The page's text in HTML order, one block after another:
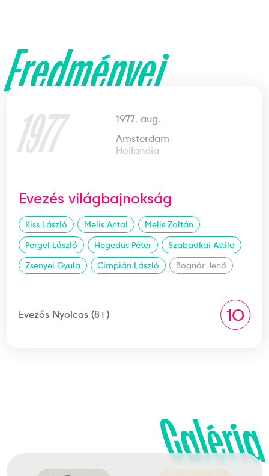
Eredményei
1977
1977. aug.
Amsterdam
Hollandia
Evezés világbajnokság
Kiss László Melis Antal
Melis Zoltán
Pergel László
Hegedüs Péter
Szabadkai Attila
Zsenyei Gyula
Cimpián László Bognár Jenő
Evezős Nyolcas (8+) 10
Galéria